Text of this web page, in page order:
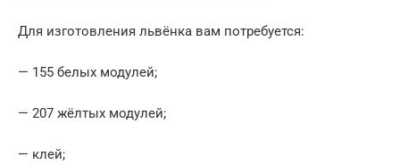
Для изготовления львёнка вам потребуется:
— 155 белых модулей;
— 207 жёлтых модулей;
— клей;